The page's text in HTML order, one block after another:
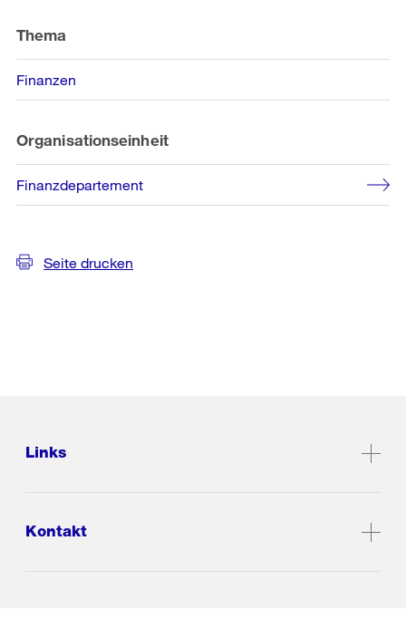
Thema
Finanzen
Organisationseinheit
Finanzdepartement
Seite drucken
Links
Kontakt